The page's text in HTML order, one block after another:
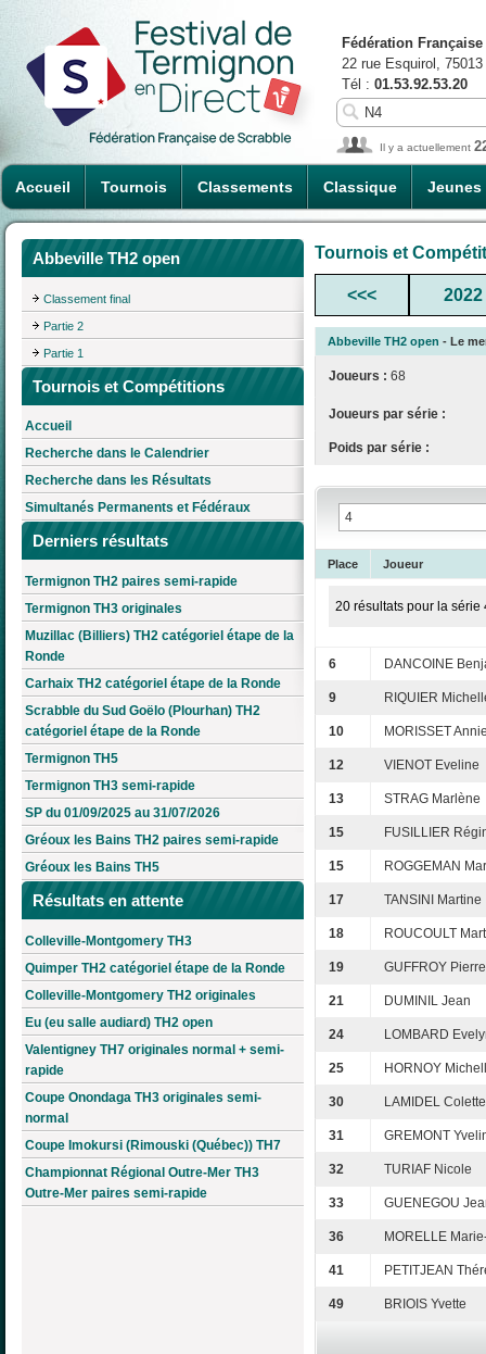
Accueil Tournois Classements Classique Jeunes
Fédération
22 rue Esquirol,
Tél : 01.53.92.53.20
Il y a actuellement
Abbeville TH2 open
Classement final
Partie 2
Partie 1
Tournois et Compétitions
Accueil
Recherche dans le Calendrier
Recherche dans les Résultats
Simultanés Permanents et Fédéraux
Derniers résultats
Termignon TH2 paires semi-rapide
Termignon TH3 originales
Muzillac (Billiers) TH2 catégoriel étape de la
Ronde
Carhaix TH2 catégoriel étape de la Ronde
Scrabble du Sud Goëlo (Plourhan) TH2
catégoriel étape de la Ronde
Termignon TH5
Termignon TH3 semi-rapide
SP du 01/09/2025 au 31/07/2026
Gréoux les Bains TH2 paires semi-rapide
Gréoux les Bains TH5
Résultats en attente
Colleville-Montgomery TH3
Quimper TH2 catégoriel étape de la Ronde
Colleville-Montgomery TH2 originales
Eu (eu salle audiard) TH2 open
Valentigney TH7 originales normal + semi-
rapide
Coupe Onondaga TH3 originales semi-
normal
Coupe Imokursi (Rimouski (Québec)) TH7
Championnat Régional Outre-Mer TH3
Outre-Mer paires semi-rapide
Tournois et
<<< 2022
Abbeville TH2 open - Le
Joueurs : 68
Joueurs par série :
Poids par série :
Place Joueur
20 résultats pour la série
6 DANCOINE
9 RIQUIER
10 MORISSET
12 VIENOT Eveline
13 STRAG Marlène
15 FUSILLIER
15 ROGGEMAN
17 TANSINI Martine
18 ROUCOULT
19 GUFFROY
21 DUMINIL Jean
24 LOMBARD
25 HORNOY
30 LAMIDEL Colette
31 GREMONT
32 TURIAF Nicole
33 GUENEGOU
36 MORELLE
41 PETITJEAN
49 BRIOIS Yvette